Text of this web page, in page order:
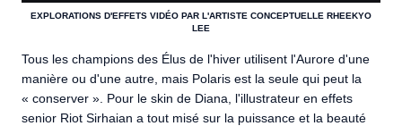
EXPLORATIONS D'EFFETS VIDÉO PAR L'ARTISTE CONCEPTUELLE RHEEKYO
LEE
Tous les champions des Élus de l'hiver utilisent l'Aurore d'une
manière ou d'une autre, mais Polaris est la seule qui peut la
« conserver ». Pour le skin de Diana, l'illustrateur en effets
senior Riot Sirhaian a tout misé sur la puissance et la beauté